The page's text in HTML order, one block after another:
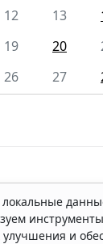
12 13
19 20
26 27
инструменты
улучшения и